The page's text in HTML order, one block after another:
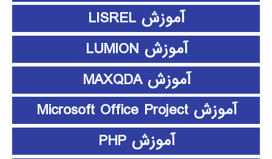
آموزش LISREL
آموزش LUMION
آموزش MAXQDA
آموزش Microsoft Office Project
آموزش PHP